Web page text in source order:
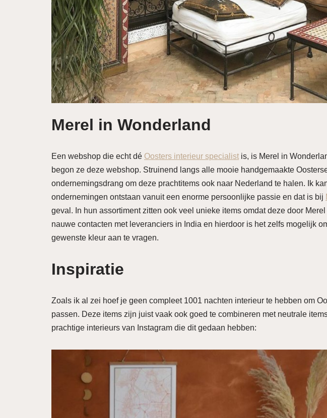
Merel in Wonderland
Een webshop die echt dé Oosters interieur specialist is, is Merel in
begon ze deze webshop. Struinend langs alle mooie handgemaakte
ondernemingsdrang om deze prachtitems ook naar Nederland te halen. Ik
ondernemingen ontstaan vanuit een enorme persoonlijke passie en dat is bij
geval. In hun assortiment zitten ook veel unieke items omdat deze door
nauwe contacten met leveranciers in India en hierdoor is het zelfs mogelijk
gewenste kleur aan te vragen.
Inspiratie
Zoals ik al zei hoef je geen compleet 1001 nachten interieur te hebben om
passen. Deze items zijn juist vaak ook goed te combineren met neutrale
prachtige interieurs van Instagram die dit gedaan hebben: